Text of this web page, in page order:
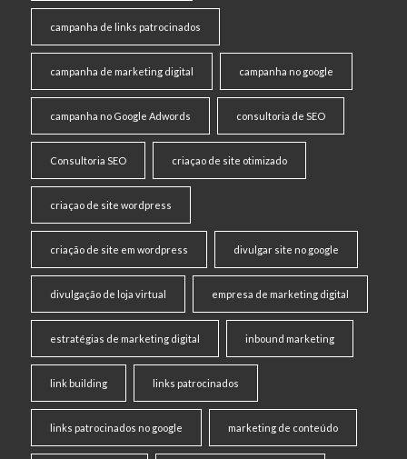
campanha de links patrocinados
campanha de marketing digital campanha no google
campanha no Google Adwords consultoria de SEO
Consultoria SEO criaçao de site otimizado
criaçao de site wordpress
criação de site em wordpress divulgar site no google
divulgação de loja virtual empresa de marketing digital
estratégias de marketing digital inbound marketing
link building links patrocinados
links patrocinados no google marketing de conteúdo